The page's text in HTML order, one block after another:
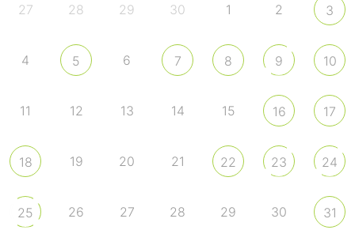
27 28 29 30 1 2 3
4 5 6 7 8 9 10
11 12 13 14 15 16 17
18 19 20 21 22 23 24
25 26 27 28 29 30 31